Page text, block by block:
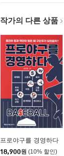
작가의 다른 상품
프로야구를 경영하다
18,900원 (10% 할인)